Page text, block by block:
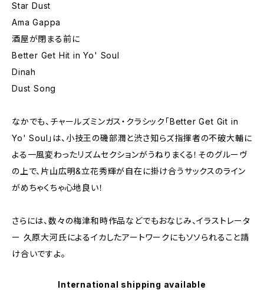
Star Dust
Ama Gappa
酒屋が閉まる前に
Better Get Hit in Yo' Soul
Dinah
Dust Song
なかでも、チャールズミンガス・クラシック「Better Get Git in
Yo' Soul」は、小技王の磯部潤と渋さ知らズ指揮者の不破大輔に
よる一風変わったリズムセクションがうねりまくる！そのグルーヴ
の上で、片山広明&立花秀輝が自在に掛け合うサックスのライン
がめちゃくちゃ心地良い！
さらには、数々の梅津和時作品などでもおなじみ、イラストレータ
ー 久原大河氏によるイカしたアートワークにもソソられること請
け合いですよ。
International shipping available